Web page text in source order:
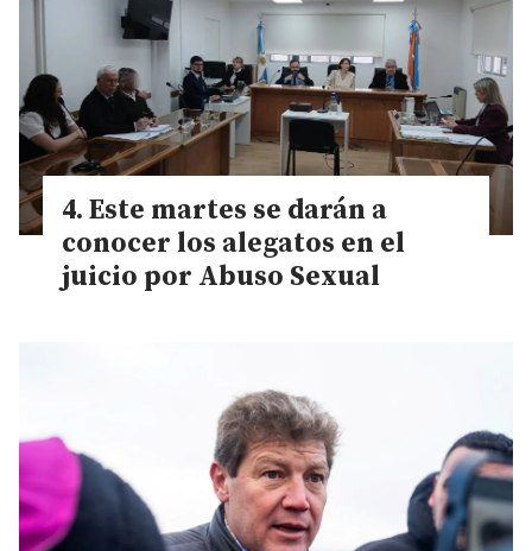
Este martes se darán a
conocer los alegatos en el
juicio por Abuso Sexual